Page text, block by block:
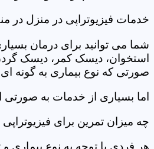
خدمات فیزیوتراپی در منزل در منطقه 9 تهران، شامل چه
شما می توانید برای درمان
استخوان، دیسک کمر، دیسک
صورتی که نوع بیماری به گونه ای
اما بسیاری از خدمات به صورتی
چه میزان تمرین برای
هر فردی با توجه به نوع